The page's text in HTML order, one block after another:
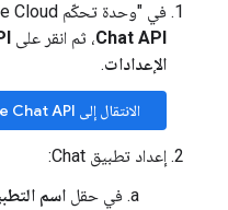
في "وحدة تحكّم Google Cloud"، ابحث عن
Chat API، ثم انقر على
الإعدادات.
الانتقال إلى Google Chat API
إعداد تطبيق Chat:
في حقل اسم